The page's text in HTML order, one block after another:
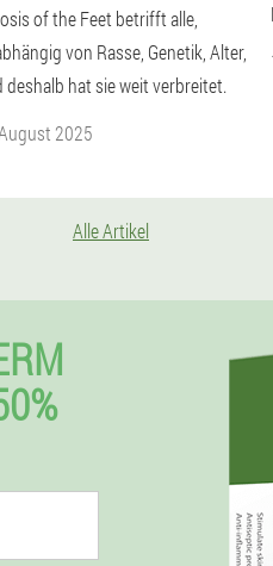
of the Feet betrifft alle,
von Rasse, Genetik, Alter,
deshalb hat sie weit verbreitet.
2025
Alle Artikel